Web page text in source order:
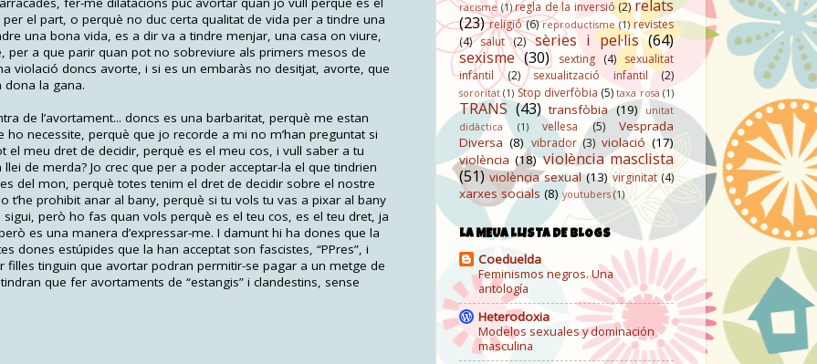
el part, o perquè no duc certa qualitat de vida per a tindre una
una bona vida, es a dir va a tindre menjar, una casa on viure,
per a que parir quan pot no sobreviure als primers mesos de
violació doncs avorte, i si es un embaràs no desitjat, avorte, que
la gana.
de l’avortament... doncs es una barbaritat, perquè me estan
necessite, perquè que jo recorde a mi no m’han preguntat si
el meu dret de decidir, perquè es el meu cos, i vull saber a tu
de merda? Jo crec que per a poder acceptar-la el que tindrien
del mon, perquè totes tenim el dret de decidir sobre el nostre
t’he prohibit anar al bany, perquè si tu vols tu vas a pixar al bany
però ho fas quan vols perquè es el teu cos, es el teu dret, ja
es una manera d’expressar-me. I damunt hi ha dones que la
dones estúpides que la han acceptat son fascistes, “PPres”, i
filles tinguin que avortar podran permitir-se pagar a un metge de
que fer avortaments de “estangis” i clandestins, sense
racisme (1) regla de la inversió (2) relats
(23) religió (6) reproductisme (1) revistes
(4) salut (2) sèries i pel·lis (64)
sexisme (30) sexting (4) sexualitat
infantil
(2) sexualització infantil (2)
sororitat (1) Stop diverfòbia (5) taxa rosa (1)
TRANS (43) transfòbia (19)
unitat
didàctica
(1) vellesa (5)
Vesprada
Diversa (8) vibrador (3) violació (17)
violència (18) violència masclista
(51) violència sexual (13) virginitat (4)
xarxes socials (8) youtubers (1)
LA MEUA LLISTA DE BLOGS
Coeduelda
Feminismos negros. Una
antología
Heterodoxia
Modelos sexuales y dominación
masculina